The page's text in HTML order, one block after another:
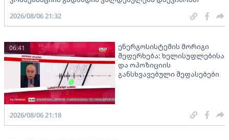
2026/08/06 21:32
ენერგოსისტემის მორიგი
შეფერხება: ხელისუფლებისა
და ოპოზიციის
განსხვავებული შეფასებები
06:41
2026/08/06 21:18